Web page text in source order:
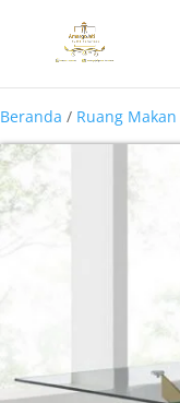
Beranda / Ruang Makan